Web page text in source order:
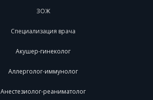
ЗОЖ
Специализация врача
Акушер-гинеколог
Аллерголог-иммунолог
Анестезиолог-реаниматолог